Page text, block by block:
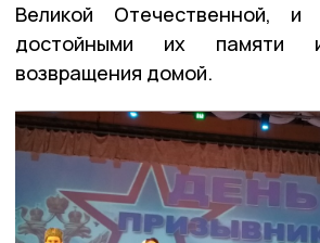
Великой Отечественной,
достойными их памяти
возвращения домой.